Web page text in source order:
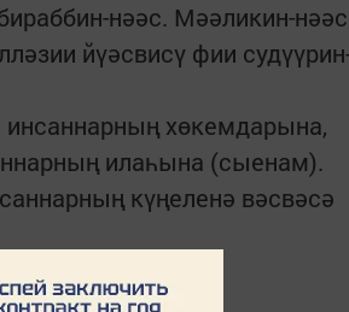
нәәс. Мәәликин-
йүәсвисү фии
хөкемдарына,
илаһына (сыенам).
күңеленә вәсвәсә